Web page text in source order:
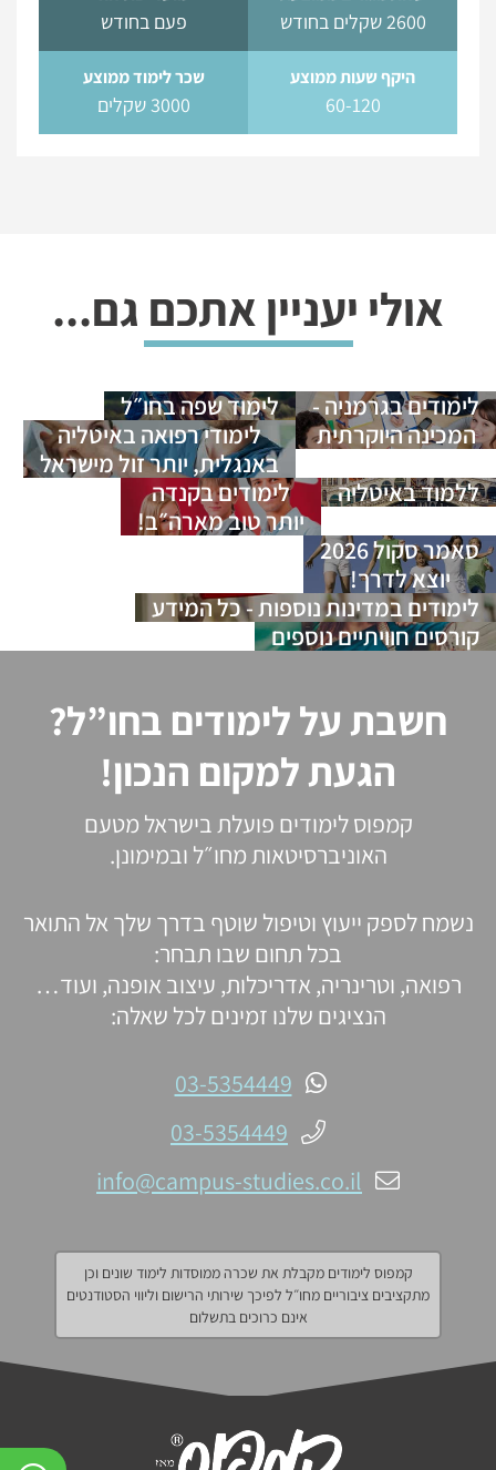
פעם בחודש 2600 שקלים בחודש
שכר לימוד ממוצע
3000 שקלים
היקף שעות ממוצע
60-120
אולי יעניין אתכם גם...
לימודים בגרמניה -
המכינה היוקרתית
לימוד שפה בחו״ל
לימודי רפואה באיטליה
באנגלית, יותר זול מישראל
ללמוד באיטליה
לימודים בקנדה
יותר טוב מארה״ב!
סאמר סקול 2026
יוצא לדרך!
לימודים במדינות נוספות - כל המידע
קורסים חוויתיים נוספים
חשבת על לימודים בחו”ל?
הגעת למקום הנכון!
קמפוס לימודים פועלת בישראל מטעם
האוניברסיטאות מחו״ל ובמימונן.
נשמח לספק ייעוץ וטיפול שוטף בדרך שלך אל התואר
בכל תחום שבו תבחר:
רפואה, וטרינריה, אדריכלות, עיצוב אופנה, ועוד…
הנציגים שלנו זמינים לכל שאלה:
03-5354449
03-5354449
info@campus-studies.co.il
קמפוס לימודים מקבלת את שכרה ממוסדות לימוד שונים וכן
מתקציבים ציבוריים מחו״ל לפיכך שירותי הרישום וליווי הסטודנטים
אינם כרוכים בתשלום